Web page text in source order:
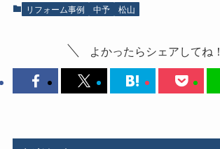
リフォーム事例 中予 松山
よかったらシェアしてね！